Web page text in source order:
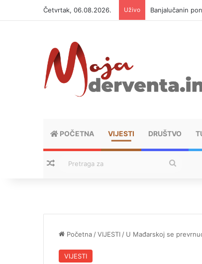
Četvrtak, 06.08.2026. Uživo Banjalučanin
POČETNA VIJESTI DRUŠTVO
Nasumični tekstovi
Početna /VIJESTI / U Mađarskoj se
VIJESTI